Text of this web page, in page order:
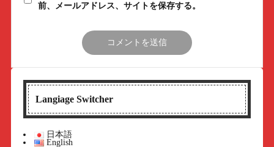
前、メールアドレス、サイトを保存する。
Langiage Switcher
日本語
English